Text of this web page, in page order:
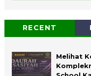
RECENT
Melihat